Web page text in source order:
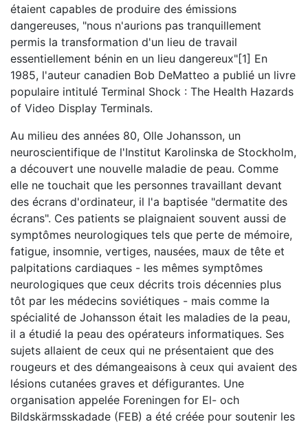
étaient capables de produire des émissions
dangereuses, "nous n'aurions pas tranquillement
permis la transformation d'un lieu de travail
essentiellement bénin en un lieu dangereux"[1] En
1985, l'auteur canadien Bob DeMatteo a publié un livre
populaire intitulé Terminal Shock : The Health Hazards
of Video Display Terminals.
Au milieu des années 80, Olle Johansson, un
neuroscientifique de l'Institut Karolinska de Stockholm,
a découvert une nouvelle maladie de peau. Comme
elle ne touchait que les personnes travaillant devant
des écrans d'ordinateur, il l'a baptisée "dermatite des
écrans". Ces patients se plaignaient souvent aussi de
symptômes neurologiques tels que perte de mémoire,
fatigue, insomnie, vertiges, nausées, maux de tête et
palpitations cardiaques - les mêmes symptômes
neurologiques que ceux décrits trois décennies plus
tôt par les médecins soviétiques - mais comme la
spécialité de Johansson était les maladies de la peau,
il a étudié la peau des opérateurs informatiques. Ses
sujets allaient de ceux qui ne présentaient que des
rougeurs et des démangeaisons à ceux qui avaient des
lésions cutanées graves et défigurantes. Une
organisation appelée Foreningen for El- och
Bildskärmsskadade (FEB) a été créée pour soutenir les